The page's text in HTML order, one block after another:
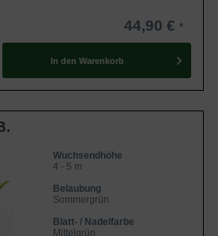
44,90 €
In den Warenkorb
Wuchsendhöhe
4 - 5 m
Belaubung
Sommergrün
Blatt- / Nadelfarbe
Mittelgrün